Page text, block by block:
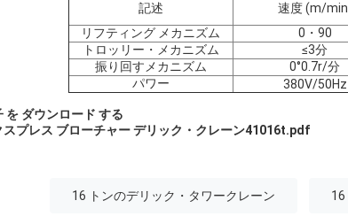
記述
速度 (m/
リフティング メカニズム
0・90
トロッリー・メカニズム
≤3分
振り回すメカニズム
0°0.7r/分
パワー
380V/50Hz
を ダウンロード する
スプレス ブローチャー デリック・クレーン41016t.pdf
16 トンのデリック・タワークレーン 16